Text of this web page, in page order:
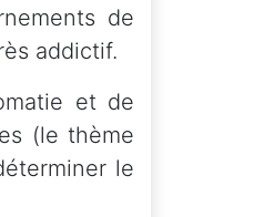
de
addictif.
et de
(le thème
le